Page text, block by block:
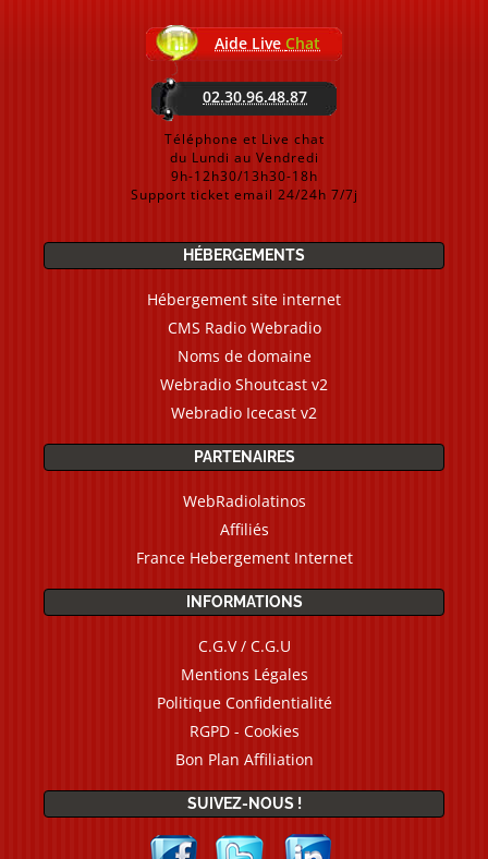
Aide Live Chat
02.30.96.48.87
Téléphone et Live chat
du Lundi au Vendredi
9h-12h30/13h30-18h
Support ticket email 24/24h 7/7j
HÉBERGEMENTS
Hébergement site internet
CMS Radio Webradio
Noms de domaine
Webradio Shoutcast v2
Webradio Icecast v2
PARTENAIRES
WebRadiolatinos
Affiliés
France Hebergement Internet
INFORMATIONS
C.G.V / C.G.U
Mentions Légales
Politique Confidentialité
RGPD - Cookies
Bon Plan Affiliation
SUIVEZ-NOUS !